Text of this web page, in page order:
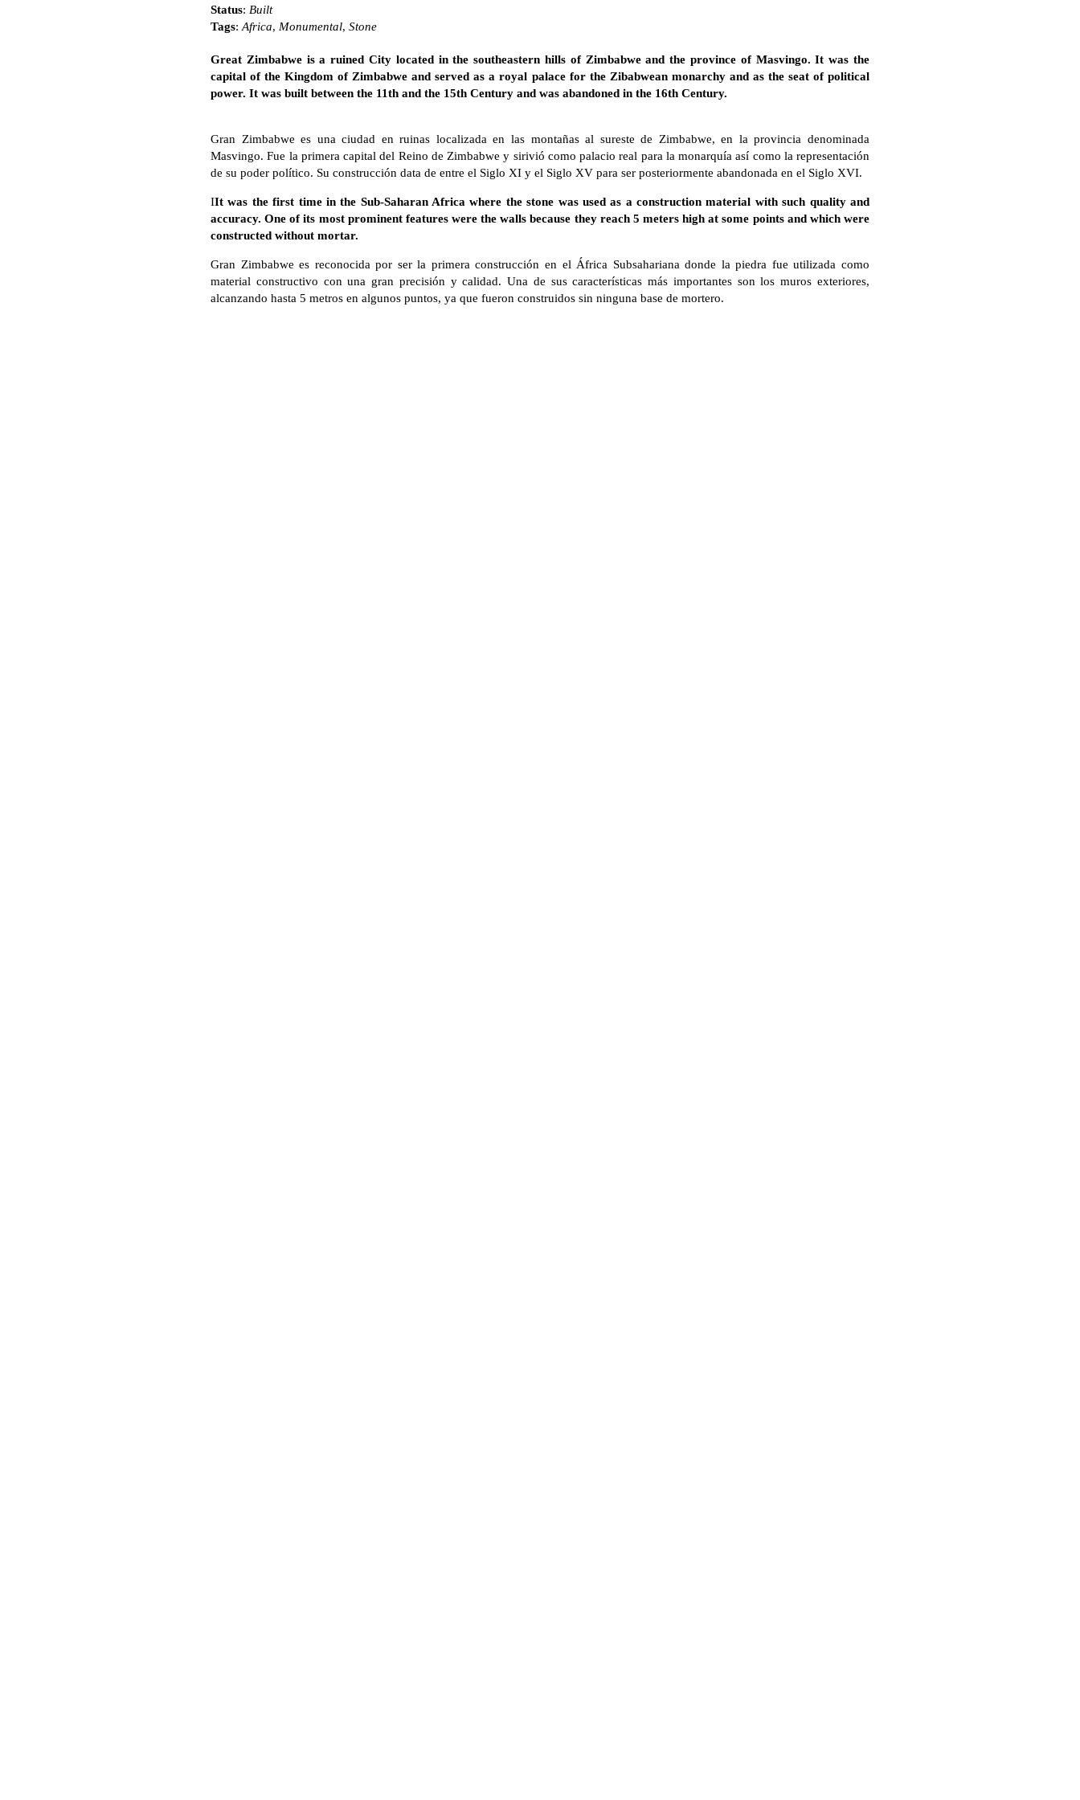
Status: Built
Tags: Africa, Monumental, Stone
Great Zimbabwe is a ruined City located in the southeastern hills of Zimbabwe and the province of Masvingo. It was the
capital of the Kingdom of Zimbabwe and served as a royal palace for the Zibabwean monarchy and as the seat of political
power. It was built between the 11th and the 15th Century and was abandoned in the 16th Century.
Gran Zimbabwe es una ciudad en ruinas localizada en las montañas al sureste de Zimbabwe, en la provincia denominada
Masvingo. Fue la primera capital del Reino de Zimbabwe y sirivió como palacio real para la monarquía así como la representación
de su poder político. Su construcción data de entre el Siglo XI y el Siglo XV para ser posteriormente abandonada en el Siglo XVI.
IIt was the first time in the Sub-Saharan Africa where the stone was used as a construction material with such quality and
accuracy. One of its most prominent features were the walls because they reach 5 meters high at some points and which were
constructed without mortar.
Gran Zimbabwe es reconocida por ser la primera construcción en el África Subsahariana donde la piedra fue utilizada como
material constructivo con una gran precisión y calidad. Una de sus características más importantes son los muros exteriores,
alcanzando hasta 5 metros en algunos puntos, ya que fueron construidos sin ninguna base de mortero.